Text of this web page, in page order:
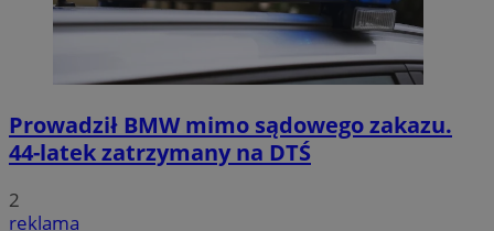
Prowadził BMW mimo sądowego zakazu.
44-latek zatrzymany na DTŚ
2
reklama